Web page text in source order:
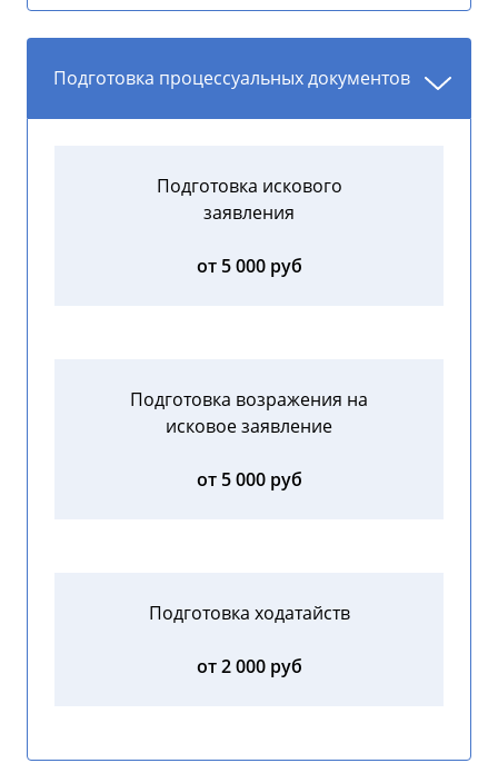
Подготовка процессуальных документов
Подготовка искового
заявления
от 5 000 руб
Подготовка возражения на
исковое заявление
от 5 000 руб
Подготовка ходатайств
от 2 000 руб